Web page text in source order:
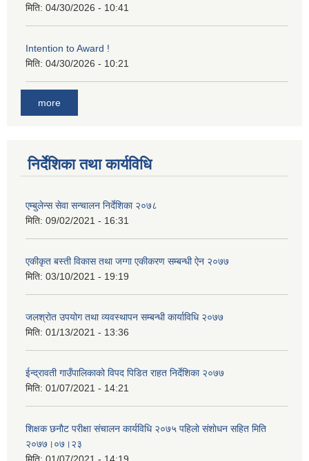
मिति: 04/30/2026 - 10:41
Intention to Award !
मिति: 04/30/2026 - 10:21
more
निर्देशिका तथा कार्यविधि
एम्बुलेन्स सेवा सन्चालन निर्देशिका २०७८
मिति: 09/02/2021 - 16:31
एकीकृत बस्ती विकास तथा जग्गा एकीकरण सम्बन्धी ऐन २०७७
मिति: 03/10/2021 - 19:19
जलश्रोत उपयोग तथा व्यवस्थापन सम्बन्धी कार्याविधि २०७७
मिति: 01/13/2021 - 13:36
ईन्द्रावती गाउँपालिकाको विपद पिडित राहत निर्देशिका २०७७
मिति: 01/07/2021 - 14:21
शिक्षक छनाैट परीक्षा संचालन कार्यविधि २०७५ पहिलाे स‌ंशाेधन सहित मिति
२०७७।०७।२३
मिति: 01/07/2021 - 14:19